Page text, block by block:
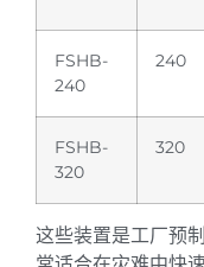
FSHB-
240
240
FSHB-
320
320
这些装置是工厂预